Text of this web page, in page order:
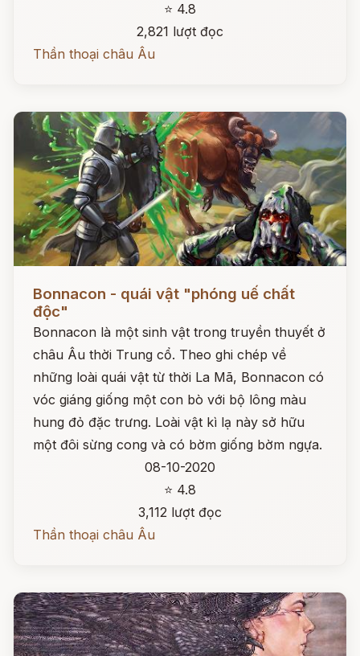
⭐ 4.8
2,821 lượt đọc
Thần thoại châu Âu
Bonnacon - quái vật "phóng uế chất
độc"
Bonnacon là một sinh vật trong truyền thuyết ở
châu Âu thời Trung cổ. Theo ghi chép về
những loài quái vật từ thời La Mã, Bonnacon có
vóc giáng giống một con bò với bộ lông màu
hung đỏ đặc trưng. Loài vật kì lạ này sở hữu
một đôi sừng cong và có bờm giống bờm ngựa.
08-10-2020
⭐ 4.8
3,112 lượt đọc
Thần thoại châu Âu